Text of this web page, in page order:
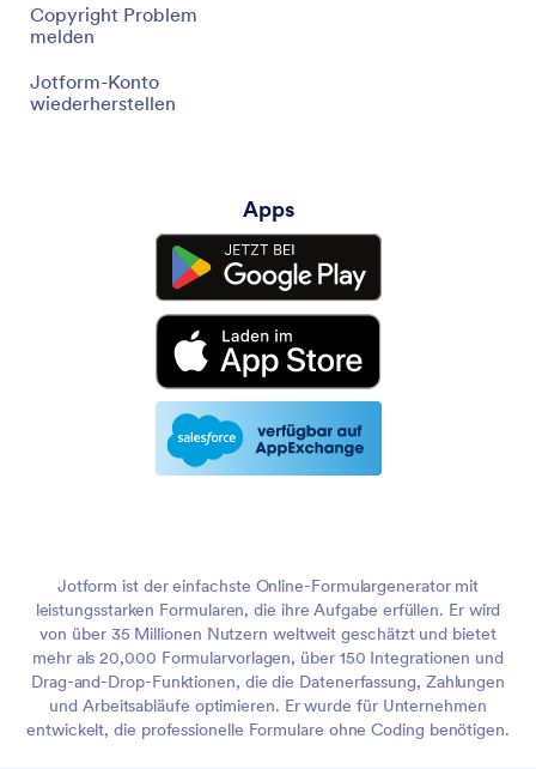
Copyright Problem
melden
Jotform-Konto
wiederherstellen
Apps
Jotform ist der einfachste Online-Formulargenerator mit
leistungsstarken Formularen, die ihre Aufgabe erfüllen. Er wird
von über 35 Millionen Nutzern weltweit geschätzt und bietet
mehr als 20,000 Formularvorlagen, über 150 Integrationen und
Drag-and-Drop-Funktionen, die die Datenerfassung, Zahlungen
und Arbeitsabläufe optimieren. Er wurde für Unternehmen
entwickelt, die professionelle Formulare ohne Coding benötigen.